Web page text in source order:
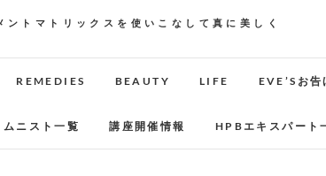
ントマトリックスを使いこなして真に美しく
REMEDIES BEAUTY LIFE EVE’Sお告
ムニスト一覧 講座開催情報 HPBエキスパート